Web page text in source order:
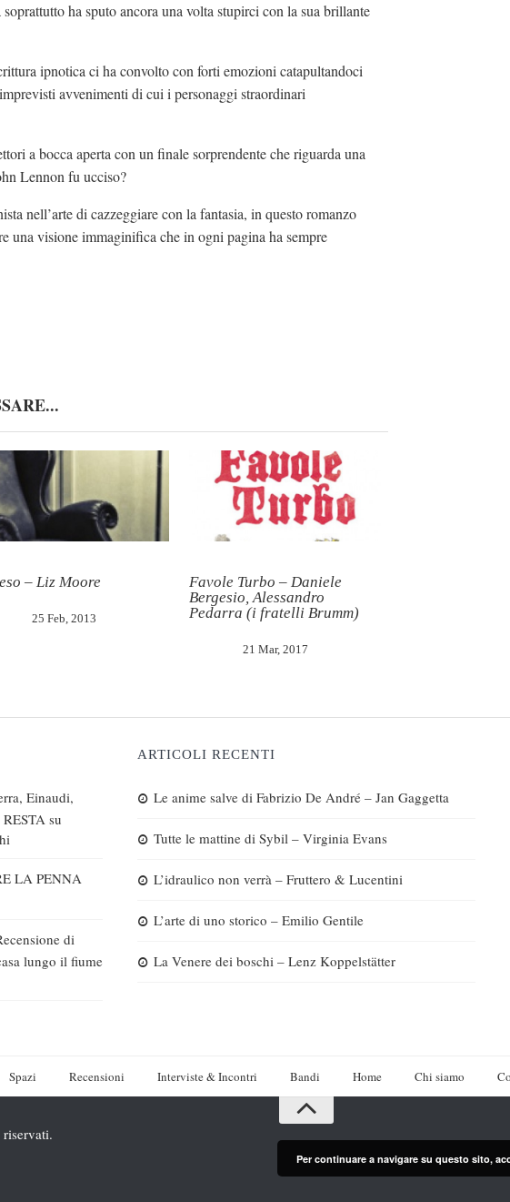
ha sputo ancora una volta stupirci con la sua brillante
ipnotica ci ha convolto con forti emozioni catapultandoci
avvenimenti di cui i personaggi straordinari
a bocca aperta con un finale sorprendente che riguarda una
Lennon fu ucciso?
nell’arte di cazzeggiare con la fantasia, in questo romanzo
una visione immaginifica che in ogni pagina ha sempre
– Liz Moore
25 Feb, 2013
Favole Turbo – Daniele
Bergesio, Alessandro
Pedarra (i fratelli Brumm)
21 Mar, 2017
Einaudi,
su
LA PENNA
di
lungo il fiume
ARTICOLI RECENTI
Le anime salve di Fabrizio De André – Jan Gaggetta
Tutte le mattine di Sybil – Virginia Evans
L’idraulico non verrà – Fruttero & Lucentini
L’arte di uno storico – Emilio Gentile
La Venere dei boschi – Lenz Koppelstätter
Spazi Recensioni Interviste & Incontri Bandi Home Chi siamo
Per continuare a navigare su questo sito,